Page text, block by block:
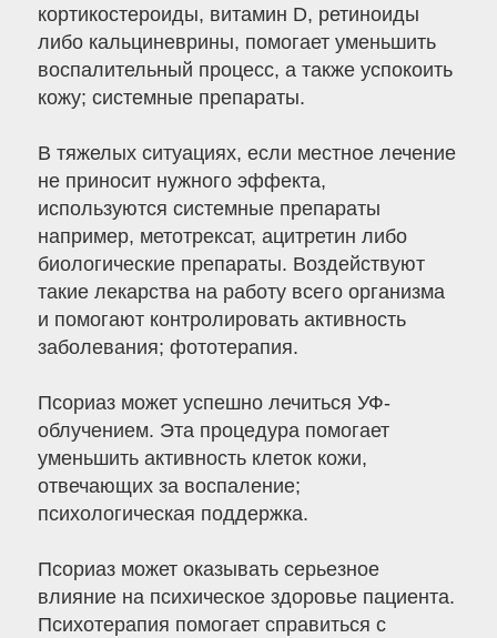
кортикостероиды, витамин D, ретиноиды
либо кальциневрины, помогает уменьшить
воспалительный процесс, а также успокоить
кожу; системные препараты.
В тяжелых ситуациях, если местное лечение
не приносит нужного эффекта,
используются системные препараты
например, метотрексат, ацитретин либо
биологические препараты. Воздействуют
такие лекарства на работу всего организма
и помогают контролировать активность
заболевания; фототерапия.
Псориаз может успешно лечиться УФ-
облучением. Эта процедура помогает
уменьшить активность клеток кожи,
отвечающих за воспаление;
психологическая поддержка.
Псориаз может оказывать серьезное
влияние на психическое здоровье пациента.
Психотерапия помогает справиться с